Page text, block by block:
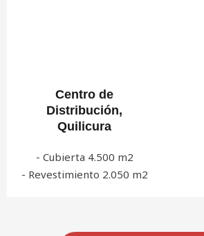
Centro de
Distribución,
Quilicura
- Cubierta 4.500 m2
- Revestimiento 2.050 m2